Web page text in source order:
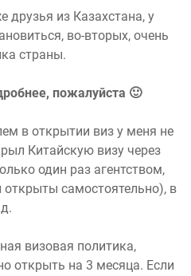
друзья из Казахстана, у
во-вторых, очень
страны.
пожалуйста 🙂
в открытии виз у меня не
Китайскую визу через
один раз агентством,
самостоятельно), в
визовая политика,
открыть на 3 месяца. Если